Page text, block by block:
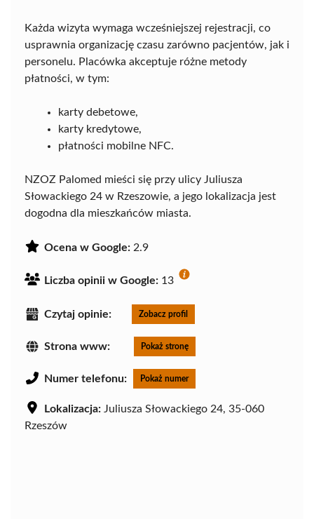
Każda wizyta wymaga wcześniejszej rejestracji, co
usprawnia organizację czasu zarówno pacjentów, jak i
personelu. Placówka akceptuje różne metody
płatności, w tym:
karty debetowe,
karty kredytowe,
płatności mobilne NFC.
NZOZ Palomed mieści się przy ulicy Juliusza
Słowackiego 24 w Rzeszowie, a jego lokalizacja jest
dogodna dla mieszkańców miasta.
Ocena w Google: 2.9
Liczba opinii w Google: 13
Czytaj opinie: Zobacz profil
Strona www: Pokaż stronę
Numer telefonu: Pokaż numer
Lokalizacja: Juliusza Słowackiego 24, 35-060
Rzeszów